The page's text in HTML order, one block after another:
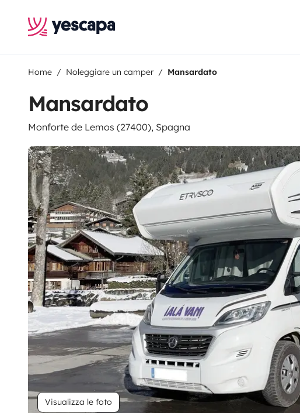
Home Noleggiare un camper Mansardato
Mansardato
Monforte de Lemos (27400), Spagna
Visualizza le foto